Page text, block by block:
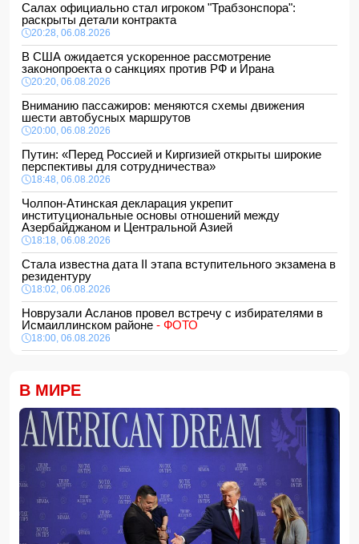
Салах официально стал игроком "Трабзонспора":
раскрыты детали контракта
20:28, 06.08.2026
В США ожидается ускоренное рассмотрение
законопроекта о санкциях против РФ и Ирана
20:20, 06.08.2026
Вниманию пассажиров: меняются схемы движения
шести автобусных маршрутов
20:00, 06.08.2026
Путин: «Перед Россией и Киргизией открыты широкие
перспективы для сотрудничества»
18:48, 06.08.2026
Чолпон-Атинская декларация укрепит
институциональные основы отношений между
Азербайджаном и Центральной Азией
18:18, 06.08.2026
Стала известна дата II этапа вступительного экзамена в
резидентуру
18:02, 06.08.2026
Новрузали Асланов провел встречу с избирателями в
Исмаиллинском районе - ФОТО
18:00, 06.08.2026
16:48, 06.08.2026
Джейхун Байрамов и Андрей Сибига проводят встречу в
Киеве
16:28, 06.08.2026
Гави покрасил волосы в розовый цвет в честь победы
Испании на ЧМ-2026
16:16, 06.08.2026
США сняли санкции с авиакомпании, обвинявшейся в
перевозке оружия для КСИР
16:00, 06.08.2026
В МИРЕ